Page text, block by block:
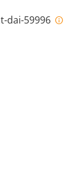
dai-59996